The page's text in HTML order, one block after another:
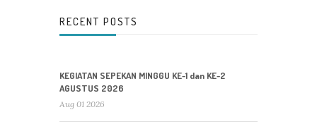
RECENT POSTS
KEGIATAN SEPEKAN MINGGU KE-1 dan KE-2
AGUSTUS 2026
Aug 01 2026